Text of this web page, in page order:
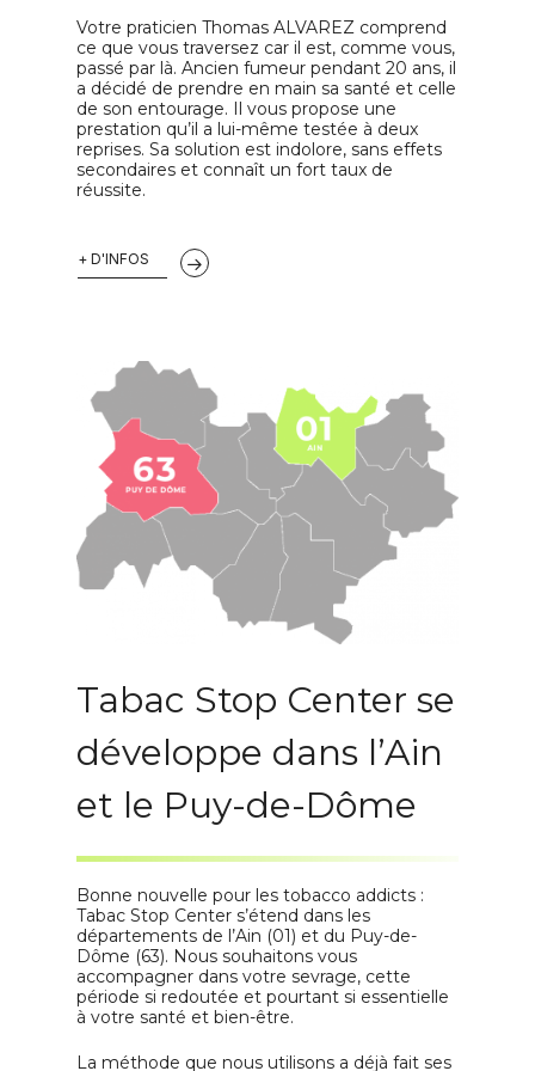
Avec la thérapie d'arret du tabac au laser,
vous pouvez arrêter le tabagisme en une
seule session. C'est rapide, facile et
indolore, ce qui en fait une méthode
idéale pour les gens qui veulent arrêter
de fumer sans passer par lespatchs
nicotineou lesgommes à mâcher anti
tabac.
le laser pour arrêter
? Le principe est simple. Le fumeur a une
addiction physique au tabac, mais aussi
une addiction psychologique. La
methode laser pourarreter de fumer
concentre sur la partie physique de
l'addiction en utilisant un laser à basse
intensité qui va envoyer des ondes de
lumière pour stimuler les points
d'acupuncture situés sur l'oreille et
d'autres parties du corps du fumeur. Ces
points d'acupuncture sont connus pour
être des zones réflexes qui peuvent aider
à traiter les addictions en agissant sur le
système nerveux.
naturelle sans effets secondaires
indésirables. Elle agit en stimulant les
qui permet au cerveau de mieux gérer le
manque. De nombreuses études ont
montré que le laser oreille tabac est très
efficace pour aider les fumeurs à cesser
définitivement.
Y a t-il des effets
secondaires à utiliser
un laser stop tabac ?
Le Laser anti tabac présente-t-il des
dangers ? Cette solution est un
présente aucun effet secondaire
Votre praticien Thomas ALVAREZ comprend
ce que vous traversez car il est, comme vous,
passé par là. Ancien fumeur pendant 20 ans, il
a décidé de prendre en main sa santé et celle
de son entourage. Il vous propose une
prestation qu’il a lui-même testée à deux
reprises. Sa solution est indolore, sans effets
secondaires et connaît un fort taux de
réussite.
+ D'INFOS
Tabac Stop Center se
développe dans l’Ain
et le Puy-de-Dôme
Bonne nouvelle pour lestobacco addicts :
Tabac Stop Center s’étend dans les
départements de l’Ain (01) et du Puy-de-
Dôme (63). Nous souhaitons vous
accompagner dans votre sevrage, cette
période si redoutée et pourtant si essentielle
à votre santé et bien-être.
La méthode que nous utilisons a déjà fait ses